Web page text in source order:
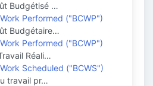
Budgétisé …
Performed ("BCWP")
Budgétaire…
Performed ("BCWP")
Réali…
Scheduled ("BCWS")
travail pr…